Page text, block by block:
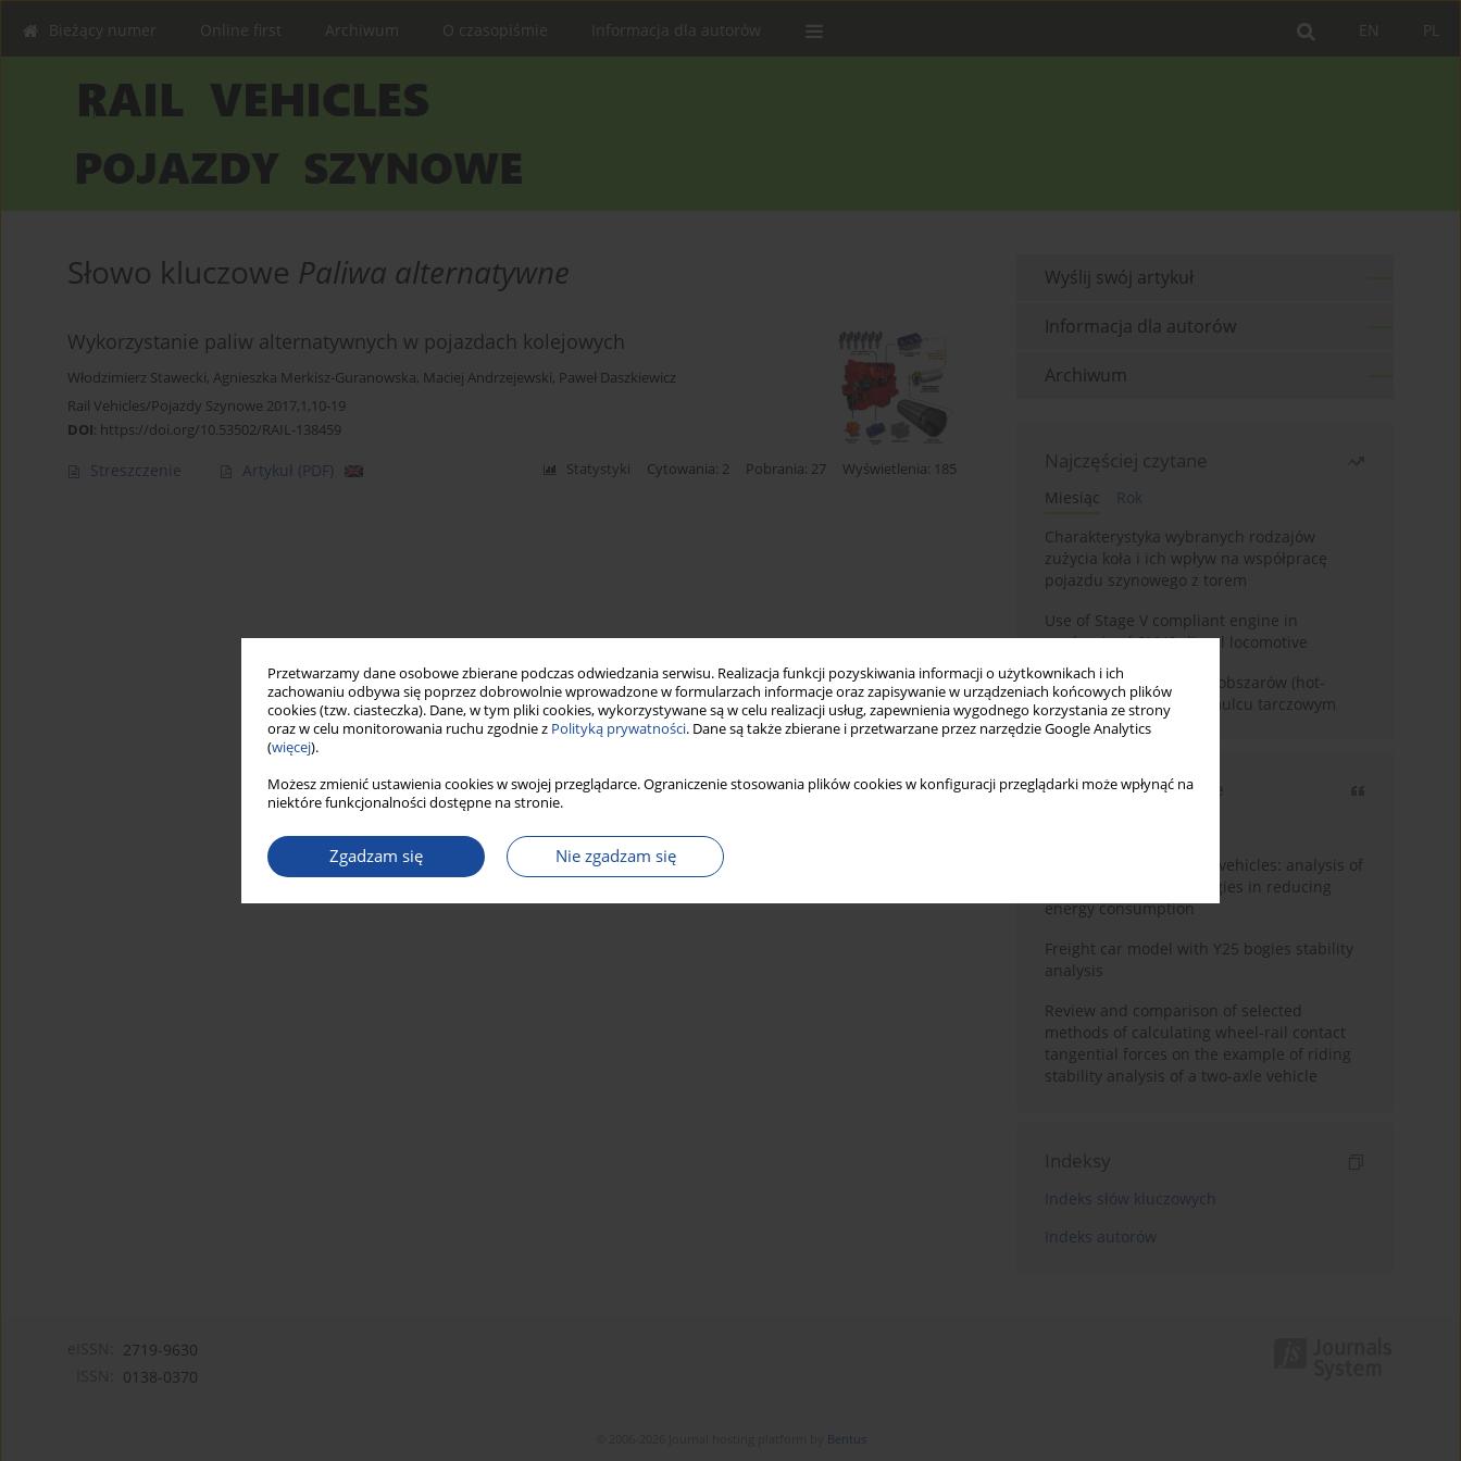
Przetwarzamy dane osobowe zbierane podczas odwiedzania serwisu. Realizacja funkcji pozyskiwania informacji o użytkownikach i ich
zachowaniu odbywa się poprzez dobrowolnie wprowadzone w formularzach informacje oraz zapisywanie w urządzeniach końcowych plików
cookies (tzw. ciasteczka). Dane, w tym pliki cookies, wykorzystywane są w celu realizacji usług, zapewnienia wygodnego korzystania ze strony
oraz w celu monitorowania ruchu zgodnie z Polityką prywatności. Dane są także zbierane i przetwarzane przez narzędzie Google Analytics
(więcej).
Możesz zmienić ustawienia cookies w swojej przeglądarce. Ograniczenie stosowania plików cookies w konfiguracji przeglądarki może wpłynąć na
niektóre funkcjonalności dostępne na stronie.
Zgadzam się Nie zgadzam się
PL
EN
Bieżący numer Online first Archiwum O czasopiśmie Informacja dla autorów
Słowo kluczowe Paliwa alternatywne
Wykorzystanie paliw alternatywnych w pojazdach kolejowych
Włodzimierz Stawecki, Agnieszka Merkisz-Guranowska, Maciej Andrzejewski, Paweł Daszkiewicz
Rail Vehicles/Pojazdy Szynowe 2017,1,10-19
DOI: https://doi.org/10.53502/RAIL-138459
Streszczenie Artykuł (PDF) Statystyki Cytowania: 2 Pobrania: 27 Wyświetlenia: 185
Wyślij swój artykuł
Informacja dla autorów
Archiwum
Najczęściej czytane
Miesiąc
Rok
Charakterystyka wybranych rodzajów
zużycia koła i ich wpływ na współpracę
pojazdu szynowego z torem
Use of Stage V compliant engine in
modernized SM42 diesel locomotive
Problematyka gorących obszarów (hot-
spots) w kolejowym hamulcu tarczowym
Najczęściej cytowane
Energy efficiency in rail vehicles: analysis of
contemporary technologies in reducing
energy consumption
Freight car model with Y25 bogies stability
analysis
Review and comparison of selected
methods of calculating wheel-rail contact
tangential forces on the example of riding
stability analysis of a two-axle vehicle
Indeksy
Indeks słów kluczowych
Indeks autorów
2719-9630
0138-0370
Bentus